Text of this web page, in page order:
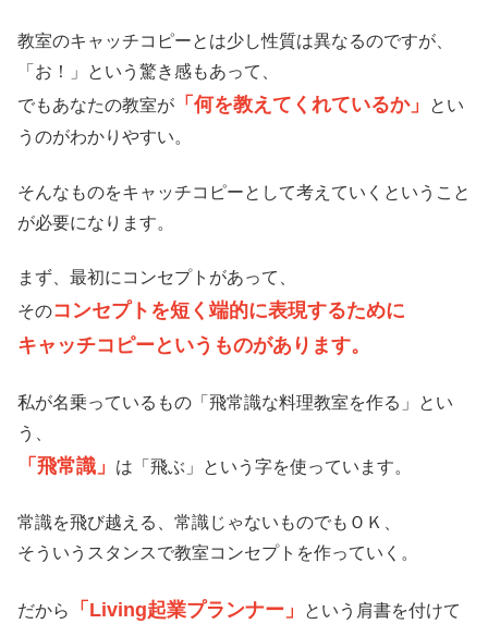
教室のキャッチコピーとは少し性質は異なるのですが、
「お！」という驚き感もあって、
でもあなたの教室が 「何を教えてくれているか」
とい
うのがわかりやすい。
そんなものをキャッチコピーとして考えていくということ
が必要になります。
まず、最初にコンセプトがあって、
そのコンセプトを短く端的に表現するために
キャッチコピーというものがあります。
私が名乗っているもの「飛常識な料理教室を作る」とい
う、
「飛常識」 は「飛ぶ」という字を使っています。
常識を飛び越える、常識じゃないものでもＯＫ、
そういうスタンスで教室コンセプトを作っていく。
だから 「Living起業プランナー」
という肩書を付けて